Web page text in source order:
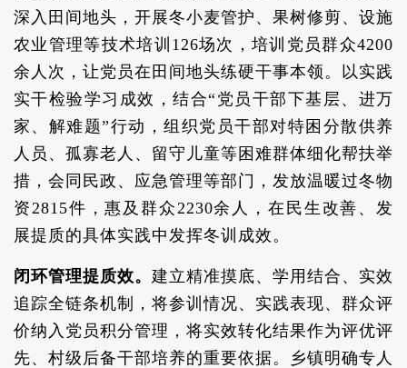
深入田间地头，开展冬小麦管护、果树修剪、设施
农业管理等技术培训126场次，培训党员群众4200
余人次，让党员在田间地头练硬干事本领。以实践
实干检验学习成效，结合“党员干部下基层、进万
家、解难题”行动，组织党员干部对特困分散供养
人员、孤寡老人、留守儿童等困难群体细化帮扶举
措，会同民政、应急管理等部门，发放温暖过冬物
资2815件，惠及群众2230余人，在民生改善、发
展提质的具体实践中发挥冬训成效。
闭环管理提质效。 建立精准摸底、学用结合、实效
追踪全链条机制，将参训情况、实践表现、群众评
价纳入党员积分管理，将实效转化结果作为评优评
先、村级后备干部培养的重要依据。乡镇明确专人